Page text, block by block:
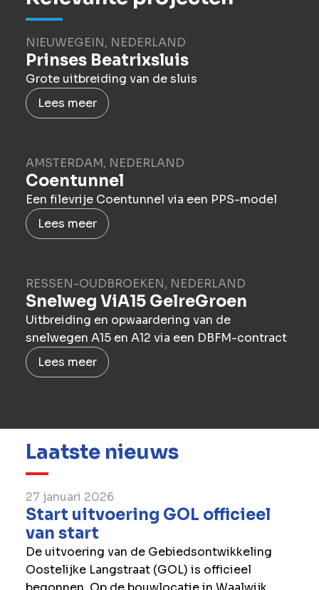
NIEUWEGEIN, NEDERLAND
Prinses Beatrixsluis
Grote uitbreiding van de sluis
Lees meer
AMSTERDAM, NEDERLAND
Coentunnel
Een filevrije Coentunnel via een PPS-model
Lees meer
RESSEN-OUDBROEKEN, NEDERLAND
Snelweg ViA15 GelreGroen
Uitbreiding en opwaardering van de
snelwegen A15 en A12 via een DBFM-contract
Lees meer
Laatste nieuws
27 januari 2026
Start uitvoering GOL officieel
van start
De uitvoering van de Gebiedsontwikkeling
Oostelijke Langstraat (GOL) is officieel